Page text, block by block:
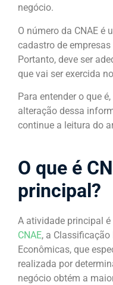
negócio.
O número da CNAE é
cadastro de
Portanto, deve ser
que vai ser exercida
Para entender o que
alteração dessa
continue a leitura do
O que é
principal?
A atividade principal
CNAE, a
Econômicas, que
realizada por
negócio obtém a